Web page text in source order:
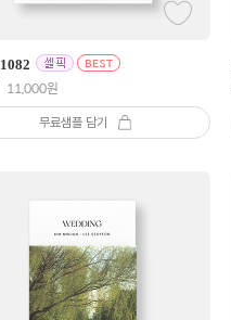
1082
11,000원
무료샘플 담기